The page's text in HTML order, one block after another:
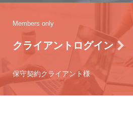
Members only
クライアントログイン
保守契約クライアント様